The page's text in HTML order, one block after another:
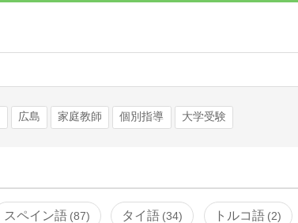
広島 家庭教師 個別指導 大学受験
スペイン語 87 タイ語 34 トルコ語 2